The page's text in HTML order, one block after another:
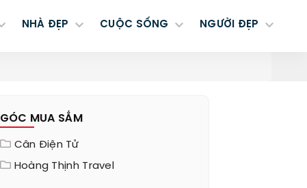
NHÀ ĐẸP CUỘC SỐNG NGƯỜI ĐẸP
GÓC MUA SẮM
Cân Điện Tử
Hoàng Thịnh Travel